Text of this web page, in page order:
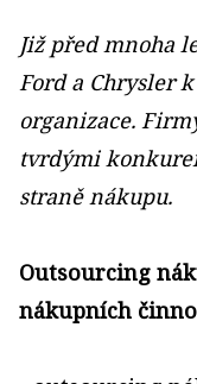
Již před mnoha
Ford a Chrysler
organizace.
tvrdými
straně nákupu.
Outsourcing
nákupních